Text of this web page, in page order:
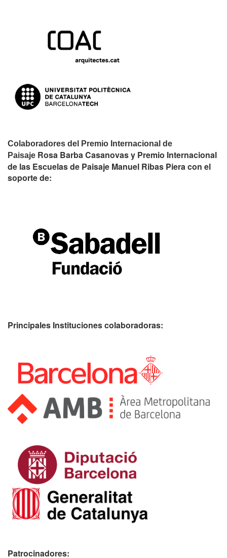
Colaboradores del Premio Internacional de
Paisaje Rosa Barba Casanovas y Premio Internacional
de las Escuelas de Paisaje Manuel Ribas Piera con el
soporte de:
Principales Instituciones colaboradoras:
Patrocinadores: